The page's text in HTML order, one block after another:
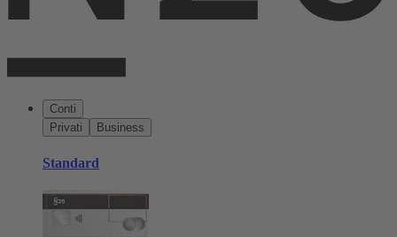
Conti
Privati
Business
Standard